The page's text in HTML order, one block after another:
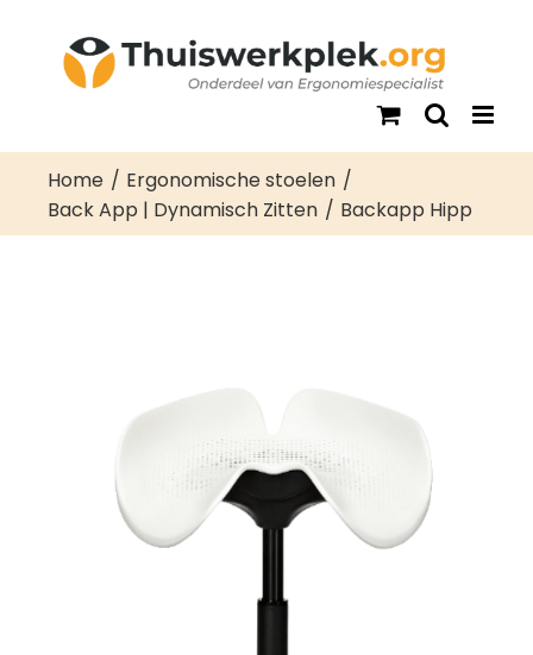
Home
Ergonomische stoelen
Back App | Dynamisch Zitten
Backapp Hipp